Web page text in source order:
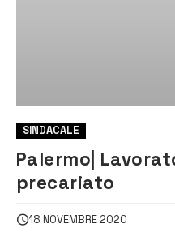
SINDACALE
Palermo|
precariato
18 NOVEMBRE 2020